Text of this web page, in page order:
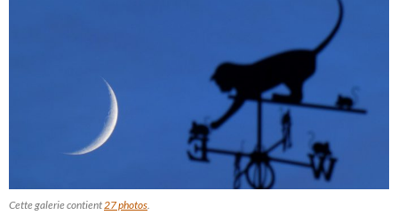
Cette galerie contient 27 photos